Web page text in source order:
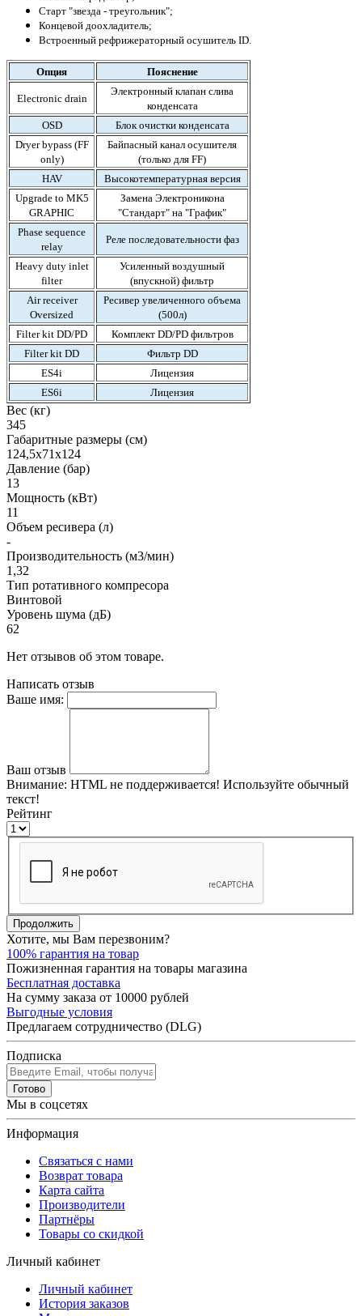
Старт "звезда - треугольник";
Концевой доохладитель;
Встроенный рефрижераторный осушитель ID.
Опция Пояснение
Electronic drain
Электронный клапан слива
конденсата
OSD
Блок очистки конденсата
Dryer bypass (FF
only)
Байпасный канал осушителя
(только для FF)
HAV
Высокотемпературная версия
Upgrade to MK5
GRAPHIC
Замена Электроникона
"Стандарт" на "График"
Phase sequence
relay
Реле последовательности фаз
Heavy duty inlet
filter
Усиленный воздушный
(впускной) фильтр
Air receiver
Oversized
Ресивер увеличенного объема
(500л)
Filter kit DD/PD
Комплект DD/PD фильтров
Filter kit DD
Фильтр DD
ES4i
Лицензия
ES6i
Лицензия
Вес (кг)
345
Габаритные размеры (см)
124,5х71х124
Давление (бар)
13
Мощность (кВт)
11
Объем ресивера (л)
-
Производительность (м3/мин)
1,32
Тип ротативного компресора
Винтовой
Уровень шума (дБ)
62
Нет отзывов об этом товаре.
Написать отзыв
Ваше имя:
Ваш отзыв
Внимание: HTML не поддерживается! Используйте обычный
текст!
Рейтинг
Продолжить
Хотите, мы Вам перезвоним?
100% гарантия на товар
Пожизненная гарантия на товары магазина
Бесплатная доставка
На сумму заказа от 10000 рублей
Выгодные условия
Предлагаем сотрудничество (DLG)
Подписка
Готово
Мы в соцсетях
Информация
Связаться с нами
Возврат товара
Карта сайта
Производители
Партнёры
Товары со скидкой
Личный кабинет
Личный кабинет
История заказов